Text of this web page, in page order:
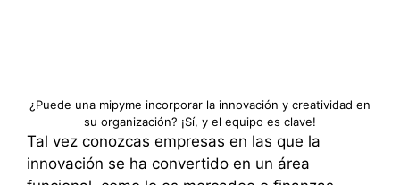
¿Puede una mipyme incorporar la innovación y creatividad en
su organización? ¡Sí, y el equipo es clave!
Tal vez conozcas empresas en las que la
innovación se ha convertido en un área